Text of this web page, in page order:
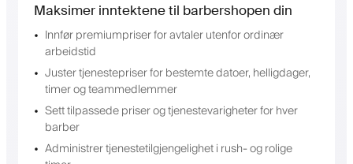
Maksimer inntektene til barbershopen din
Innfør premiumpriser for avtaler utenfor ordinær
arbeidstid
Juster tjenestepriser for bestemte datoer, helligdager,
timer og teammedlemmer
Sett tilpassede priser og tjenestevarigheter for hver
barber
Administrer tjenestetilgjengelighet i rush- og rolige